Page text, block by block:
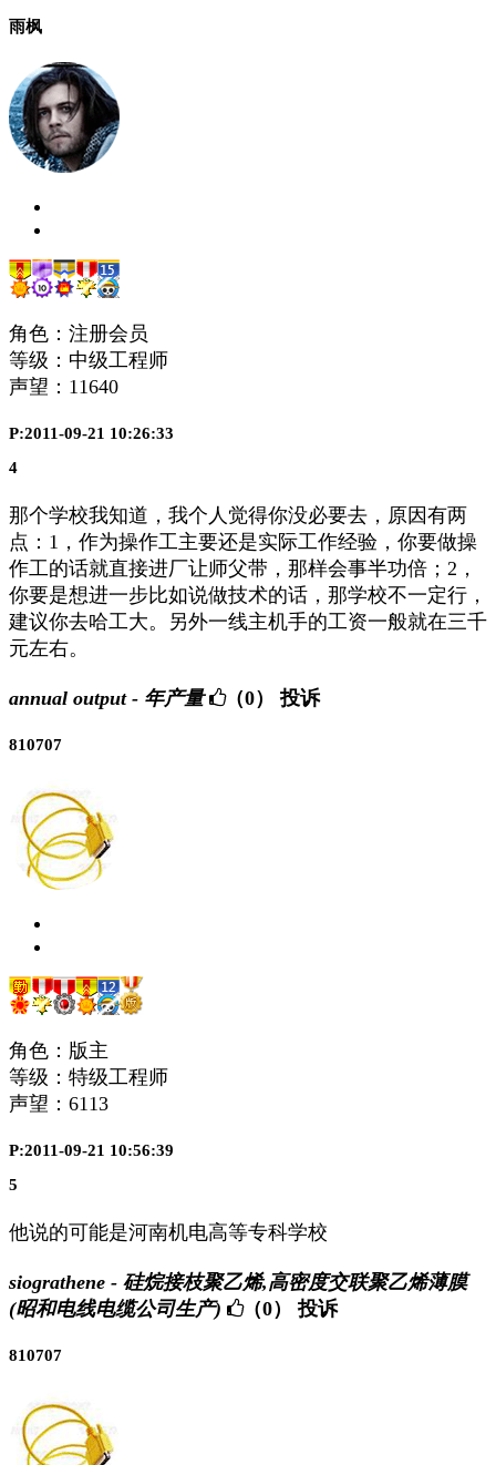
雨枫
角色：注册会员
等级：中级工程师
声望： 11640
P:2011-09-21 10:26:33
4
那个学校我知道，我个人觉得你没必要去，原因有两
点：1，作为操作工主要还是实际工作经验，你要做操
作工的话就直接进厂让师父带，那样会事半功倍；2，
你要是想进一步比如说做技术的话，那学校不一定行，
建议你去哈工大。另外一线主机手的工资一般就在三千
元左右。
annual output - 年产量 （0） 投诉
810707
角色：版主
等级：特级工程师
声望： 6113
P:2011-09-21 10:56:39
5
他说的可能是河南机电高等专科学校
siograthene - 硅烷接枝聚乙烯,高密度交联聚乙烯薄膜
(昭和电线电缆公司生产)
（0） 投诉
810707